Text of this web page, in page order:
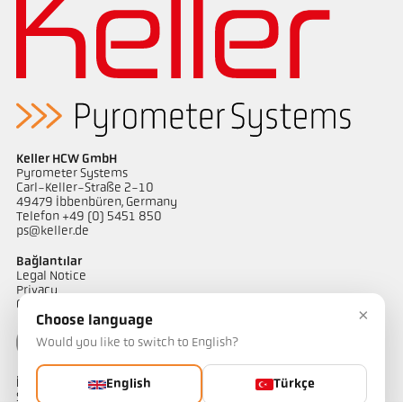
Keller HCW GmbH
Pyrometer Systems
Carl-Keller-Straße 2-10
49479 Ibbenbüren, Germany
Telefon +49 (0) 5451 850
ps@keller.de
Bağlantılar
Legal Notice
Privacy
GTC
İletişim
Sıcaklık ölçüm çözümlerimiz hakkında sorularınız mı var?
×
Choose language
Would you like to switch to English?
English Türkçe